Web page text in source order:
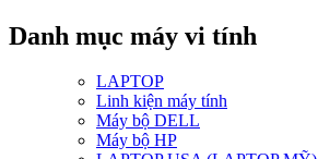
Danh mục máy vi tính
LAPTOP
Linh kiện máy tính
Máy bộ DELL
Máy bộ HP